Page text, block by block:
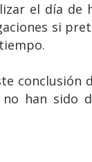
el día de
si
conclusión
no han sido